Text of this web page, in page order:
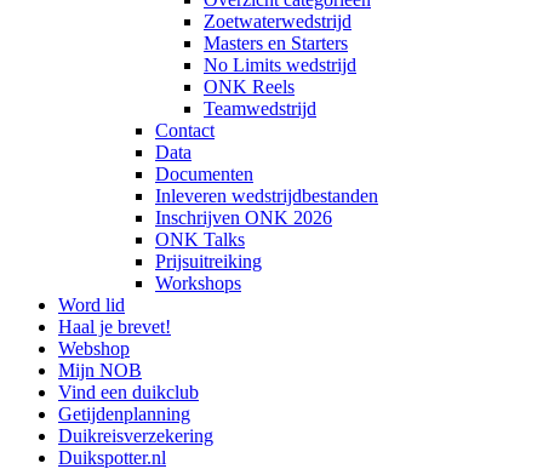
Zoetwaterwedstrijd
Masters en Starters
No Limits wedstrijd
ONK Reels
Teamwedstrijd
Contact
Data
Documenten
Inleveren wedstrijdbestanden
Inschrijven ONK 2026
ONK Talks
Prijsuitreiking
Workshops
Word lid
Haal je brevet!
Webshop
Mijn NOB
Vind een duikclub
Getijdenplanning
Duikreisverzekering
Duikspotter.nl